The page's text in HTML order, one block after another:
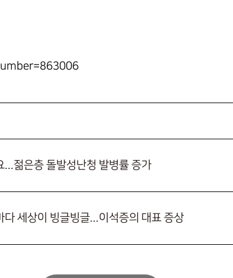
젊은층 돌발성난청 발병률 증가
세상이 빙글빙글...이석증의 대표 증상